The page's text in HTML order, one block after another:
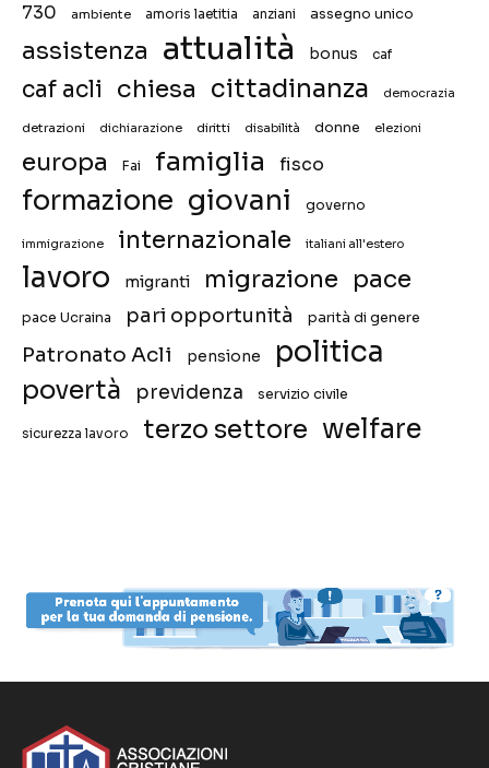
730 ambiente amoris laetitia anziani assegno unico
assistenza attualità bonus caf
caf acli chiesa cittadinanza democrazia
detrazioni dichiarazione diritti disabilità donne elezioni
europa Fai famiglia fisco
formazione giovani governo
immigrazione internazionale italiani all'estero
lavoro migranti migrazione pace
pace Ucraina pari opportunità parità di genere
Patronato Acli pensione politica
povertà previdenza servizio civile
sicurezza lavoro terzo settore welfare